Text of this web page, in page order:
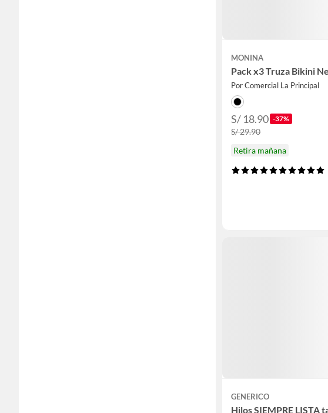
MONINA
Pack x3 Truza Bikini
Por Comercial La Principal
S/ 18.90 -37%
S/ 29.90
Retira mañana
GENERICO
Hilos SIEMPRE LISTA